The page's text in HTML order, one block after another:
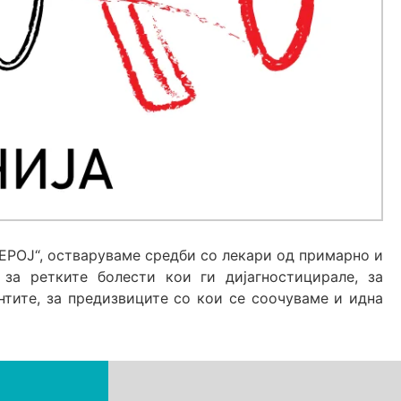
остваруваме средби со лекари од примарно и
ретките болести кои ги дијагностицирале, за
за предизвиците со кои се соочуваме и идна